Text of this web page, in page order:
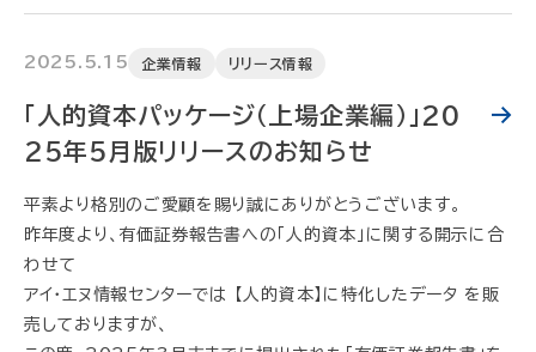
2025.5.15 企業情報 リリース情報
「人的資本パッケージ（上場企業編）」20
25年5月版リリースのお知らせ
平素より格別のご愛顧を賜り誠にありがとうございます。
昨年度より、有価証券報告書への「人的資本」に関する開示に合
わせて
アイ・エヌ情報センターでは 【人的資本】に特化したデータ を販
売しておりますが、